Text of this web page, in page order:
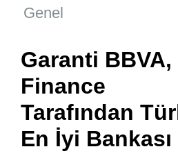
Genel
Garanti
Finance
Tarafından
En İyi